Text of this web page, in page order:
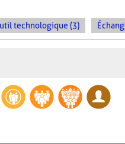
technologique (3)